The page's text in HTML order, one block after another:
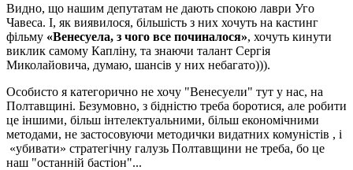
Видно, що нашим депутатам не дають спокою лаври Уго
Чавеса. І, як виявилося, більшість з них хочуть на кастинг
фільму «Венесуела, з чого все починалося», хочуть кинути
виклик самому Капліну, та знаючи талант Сергія
Миколайовича, думаю, шансів у них небагато))).
Особисто я категорично не хочу "Венесуели" тут у нас, на
Полтавщині. Безумовно, з бідністю треба боротися, але робити
це іншими, більш інтелектуальними, більш економічними
методами, не застосовуючи методички видатних комуністів , і
«убивати» стратегічну галузь Полтавщини не треба, бо це
наш "останній бастіон"...